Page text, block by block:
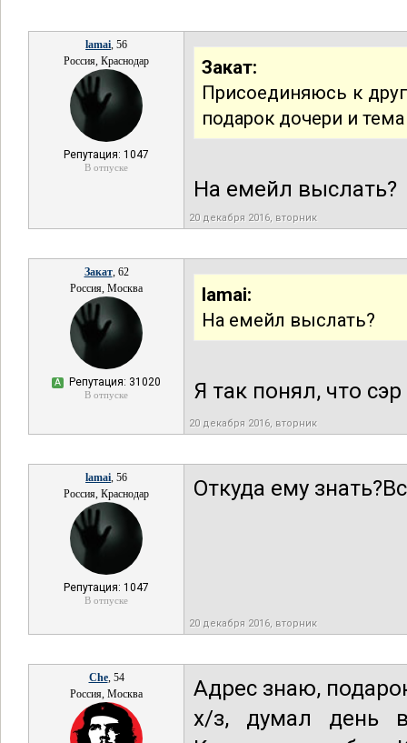
lamai, 56
Россия, Краснодар
Репутация: 1047
В отпуске
Закат:
Присоединяюсь к
подарок дочери и
На емейл выслать?
20 декабря 2016, вторник
Закат, 62
Россия, Москва
А Репутация: 31020
В отпуске
lamai:
На емейл выслать?
Я так понял, что сэр
20 декабря 2016, вторник
lamai, 56
Россия, Краснодар
Репутация: 1047
В отпуске
Откуда ему
20 декабря 2016, вторник
Che, 54
Россия, Москва
Адрес знаю,
х/з, думал день